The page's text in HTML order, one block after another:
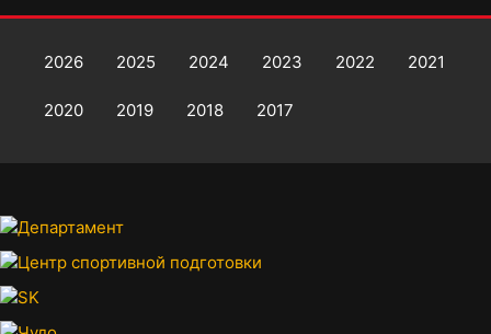
2026 2025 2024 2023 2022 2021
2020 2019 2018 2017